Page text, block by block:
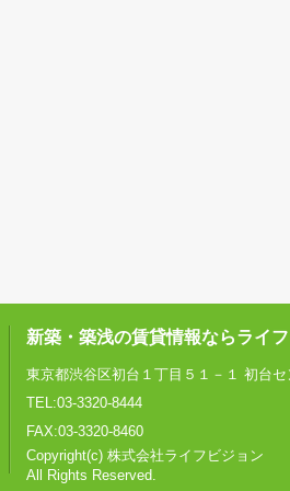
新築・築浅の賃貸情報ならライ
東京都渋谷区初台１丁目５１－１ 初台
TEL:03-3320-8444
FAX:03-3320-8460
Copyright(c) 株式会社ライフビジョン
All Rights Reserved.